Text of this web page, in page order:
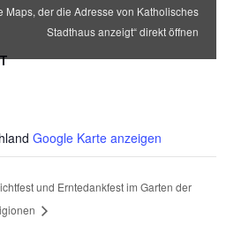
Google Karte anzeigen
Maps, der die Adresse von Katholisches
Stadthaus anzeigt“ direkt öffnen
und Erntedankfest im Garten der